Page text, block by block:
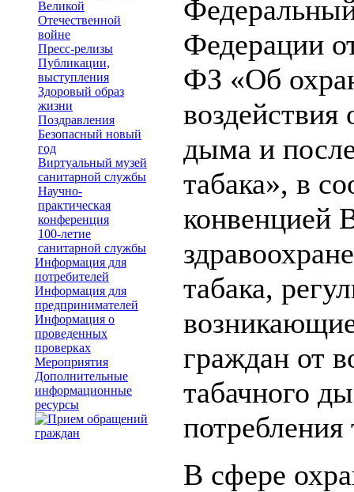
Великой
Отечественной
войне
Пресс-релизы
Публикации,
выступления
Здоровый образ
жизни
Поздравления
Безопасный новый
год
Виртуальный музей
санитарной службы
Научно-
практическая
конференция
100-летие
санитарной службы
Информация для
потребителей
Информация для
предпринимателей
Информация о
проведенных
проверках
Мероприятия
Дополнительные
информационные
ресурсы
Федерации
ФЗ «Об
дыма и
табака», в
конвенцией
табака,
граждан от
табачного
потребления
В сфере